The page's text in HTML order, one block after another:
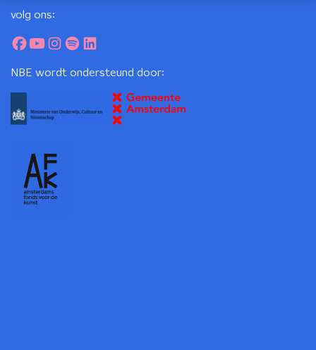
volg ons:
NBE wordt ondersteund door: